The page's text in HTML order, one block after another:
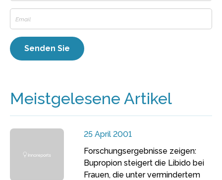
Meistgelesene Artikel
25 April 2001
Forschungsergebnisse zeigen:
Bupropion steigert die Libido bei
Frauen, die unter vermindertem